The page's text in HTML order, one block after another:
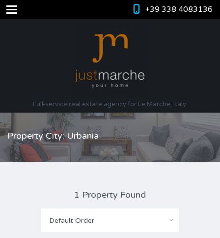
+39 338 4083136
Full-service real estate agency for Le Marche, Italy.
Property City: Urbania
1 Property Found
Default Order